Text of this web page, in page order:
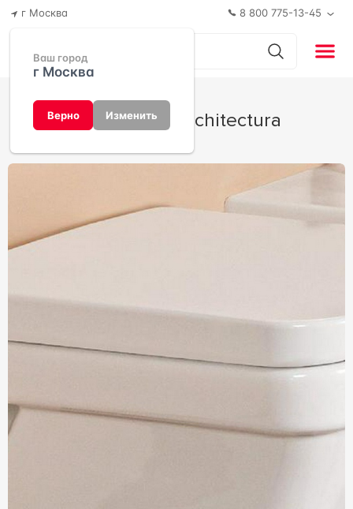
г Москва
Ваш город
г Москва
Верно Изменить
8 800 775-13-45
Коллекция Architectura